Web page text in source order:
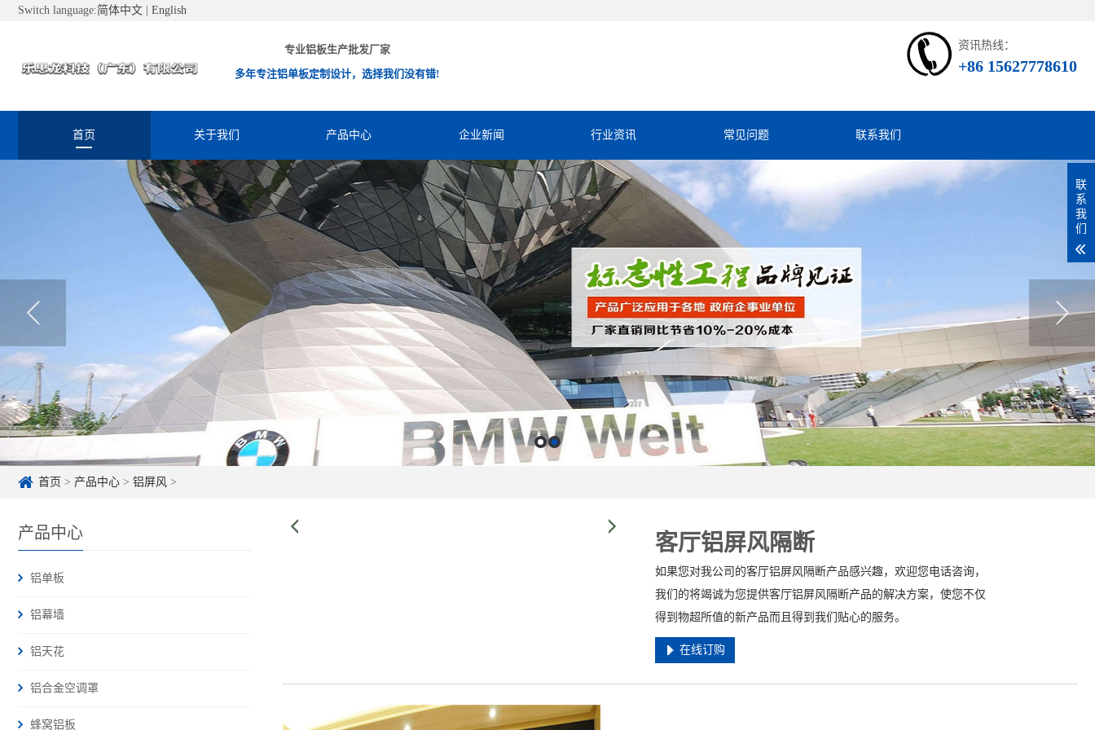
Switch language:简体中文 English
专业铝板生产批发厂家
多年专注铝单板定制设计，选择我们没有错!
资讯热线：
+86 15627778610
首页 关于我们 产品中心 企业新闻 行业资讯 常见问题 联系我们
首页 > 产品中心 > 铝屏风 >
产品中心
铝单板
铝幕墙
铝天花
铝合金空调罩
蜂窝铝板
客厅铝屏风隔断
如果您对我公司的客厅铝屏风隔断产品感兴趣，欢迎您电话咨询，
我们的将竭诚为您提供客厅铝屏风隔断产品的解决方案，使您不仅
得到物超所值的新产品而且得到我们贴心的服务。
在线订购
联
系
我
们